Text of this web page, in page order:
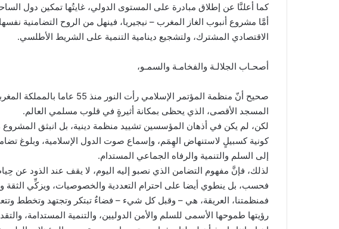
كما أعلنَّا عن إطلاق مبادرة على المستوى الدولي، غايتُها تمكين دول
أمَّا مشروع أنبوب الغاز المغرب – نيجيريا، فينهل من الروح التضامنية
الاقتصادي المشترك، ولتشجيع دينامية التنمية على الشريط الأطلسي.
أصحـاب الجلالـة والفخامـة والسمـو،
صحيح أنّ منظمة المؤتمر الإسلامي
المسجد الأقصى، الذي يحظى بمكانة أثيرةٍ في قلوب مسلمي العالم.
لكن، لم يكن في أذهان المؤسسين تشييد منظمة دينية، بل انبثق المشروع
كونية كسبيلٍ لاستنهاض الهِمَم، وإسماع صوت الدول الإسلامية، وبلوغ
إلى السلم والتنمية والرفاه الجماعي المستدام.
لذلك، فإنَّ مفهوم التضامن الذي نصبو إليه اليوم، لا يقف عند الذود عن
فحسب، بل ينطوي أيضا على احترام التعددية والخصوصيات، ويزكِّي
فمنظمتنا، العريقة، هي – وقبل كل شيء – فضاءٌ تبتكر وتجتهد وتخطط
رؤيتها طموحها الأسمى للسلم والأمن الدوليين، والتنمية المستدامة،